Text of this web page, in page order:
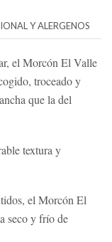
Y ALERGENOS
el Morcón El Valle
troceado y
que la del
textura y
el Morcón El
seco y frío de